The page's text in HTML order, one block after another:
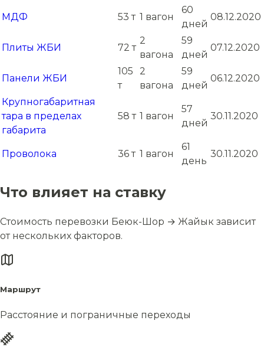
МДФ 53 т 1 вагон
60
дней
08.12.2020
Плиты ЖБИ 72 т
2
вагона
59
дней
07.12.2020
Панели ЖБИ
105
т
2
вагона
59
дней
06.12.2020
Крупногабаритная
тара в пределах
габарита
58 т 1 вагон
57
дней
30.11.2020
Проволока 36 т 1 вагон
61
день
30.11.2020
Что влияет на ставку
Стоимость перевозки Беюк-Шор → Жайык зависит
от нескольких факторов.
Маршрут
Расстояние и пограничные переходы